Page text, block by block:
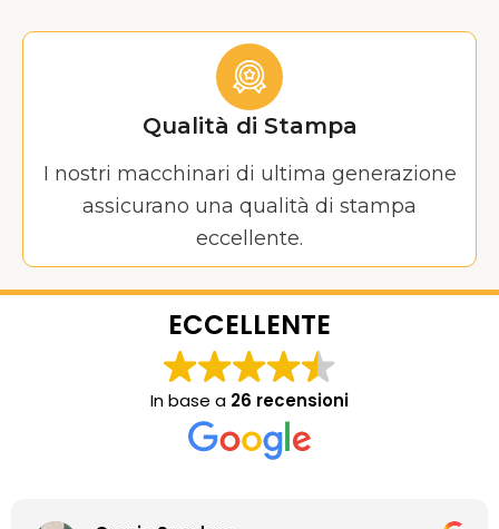
Qualità di Stampa
I nostri macchinari di ultima generazione
assicurano una qualità di stampa
eccellente.
ECCELLENTE
In base a 26 recensioni